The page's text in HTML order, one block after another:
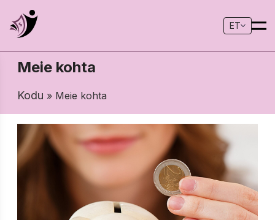
ET
Meie kohta
Kodu » Meie kohta